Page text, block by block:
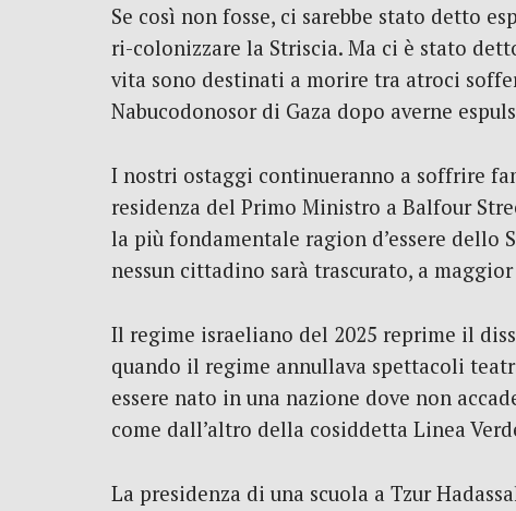
Se così non fosse, ci sarebbe stato detto
ri-colonizzare la Striscia. Ma ci è stato
vita sono destinati a morire tra atroci
Nabucodonosor di Gaza dopo averne
I nostri ostaggi continueranno a soffrire
residenza del Primo Ministro a Balfour
la più fondamentale ragion d’essere
nessun cittadino sarà trascurato, a
Il regime israeliano del 2025 reprime il
quando il regime annullava spettacoli
essere nato in una nazione dove non
come dall’altro della cosiddetta Linea
La presidenza di una scuola a Tzur